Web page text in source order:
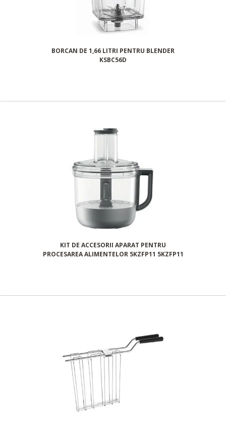
BORCAN DE 1,66 LITRI PENTRU BLENDER
KSBC56D
KIT DE ACCESORII APARAT PENTRU
PROCESAREA ALIMENTELOR 5KZFP11 5KZFP11